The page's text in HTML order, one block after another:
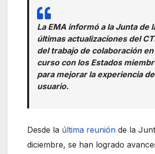
La EMA informó a la Junta de
últimas actualizaciones del
del trabajo de colaboración en
curso con los Estados
para mejorar la experiencia
usuario.
Desde la última reunión de la
diciembre, se han logrado